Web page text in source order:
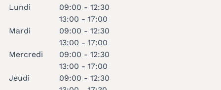
Lundi
09:00 - 12:30
13:00 - 17:00
Mardi
09:00 - 12:30
13:00 - 17:00
Mercredi
09:00 - 12:30
13:00 - 17:00
Jeudi
09:00 - 12:30